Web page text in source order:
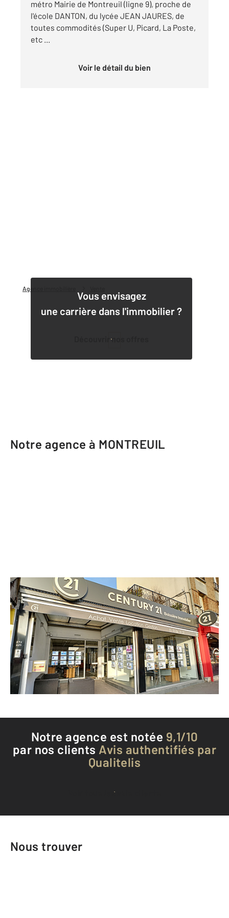
Agence immobilière
métro Mairie de Montreuil (ligne 9), proche de
l'école DANTON, du lycée JEAN JAURES, de
toutes commodités (Super U, Picard, La Poste,
etc ...
Voir le détail du bien
Vous envisagez
une carrière dans l'immobilier ?
Découvrir nos offres
Notre agence à MONTREUIL
CENTURY 21 Boissière Immobilier
123-125 Boulevard de la Boissière
MONTREUIL - 93100
Envoyer un message
Téléphoner à l'agence
Notre agence est notée 9,1/10
par nos clients Avis authentifiés par
Qualitelis
Voir tous les avis clients
Nous trouver